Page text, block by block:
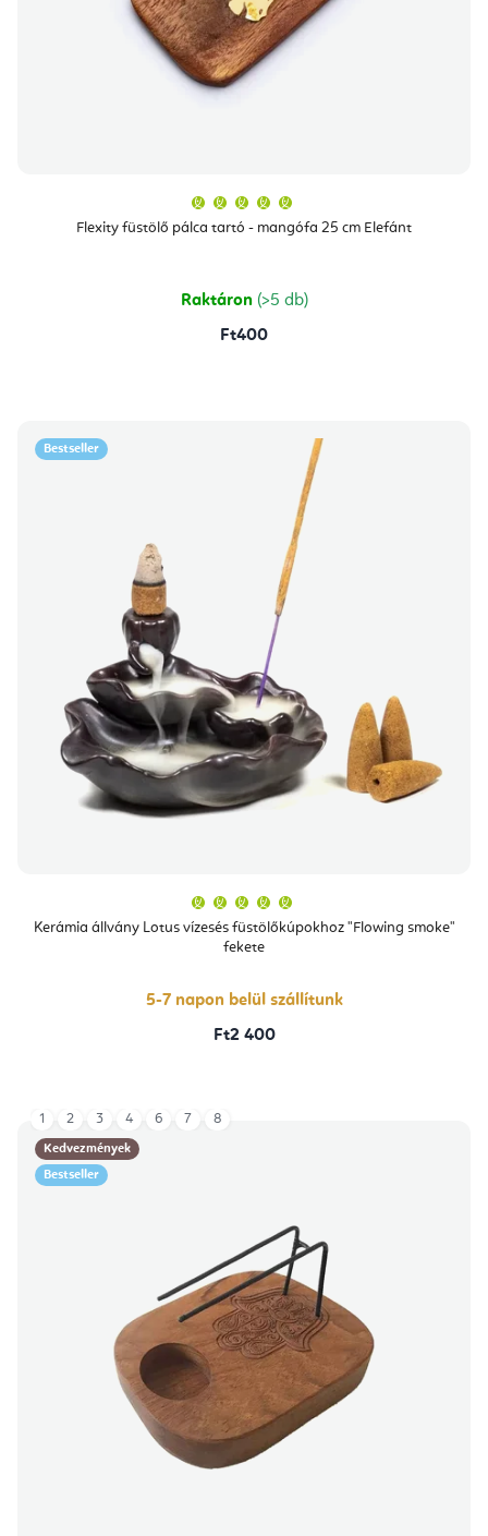
Flexity füstölő pálca tartó - mangófa 25 cm Elefánt
átlagos
értékelése
csillag.
Raktáron (>5 db)
Ft400
Bestseller
Kerámia állvány Lotus vízesés füstölőkúpokhoz "Flowing smoke"
fekete
átlagos
értékelése
csillag.
5-7 napon belül szállítunk
Ft2 400
Kedvezmények
Bestseller
1 2 3 4 6 7 8